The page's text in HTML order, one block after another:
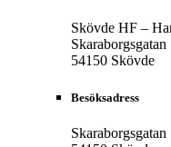
Skövde HF –
Skaraborgsgatan
54150 Skövde
Besöksadress
Skaraborgsgatan